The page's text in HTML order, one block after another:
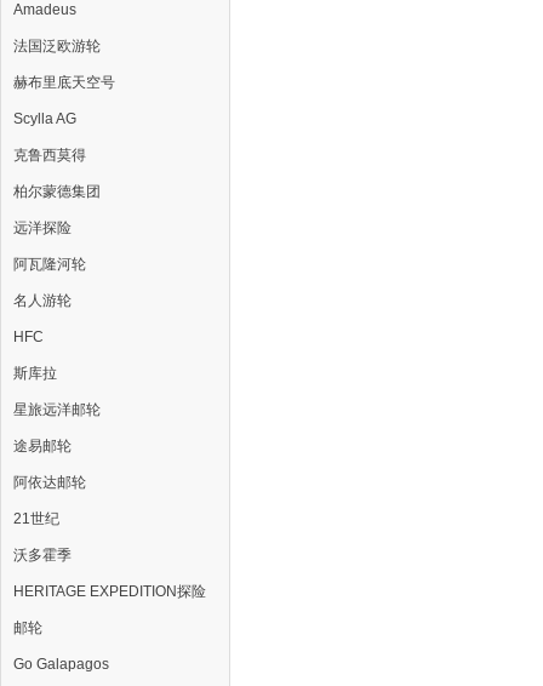
Amadeus
法国泛欧游轮
赫布里底天空号
Scylla AG
克鲁西莫得
柏尔蒙德集团
远洋探险
阿瓦隆河轮
名人游轮
HFC
斯库拉
星旅远洋邮轮
途易邮轮
阿依达邮轮
21世纪
沃多霍季
HERITAGE EXPEDITION探险
邮轮
Go Galapagos